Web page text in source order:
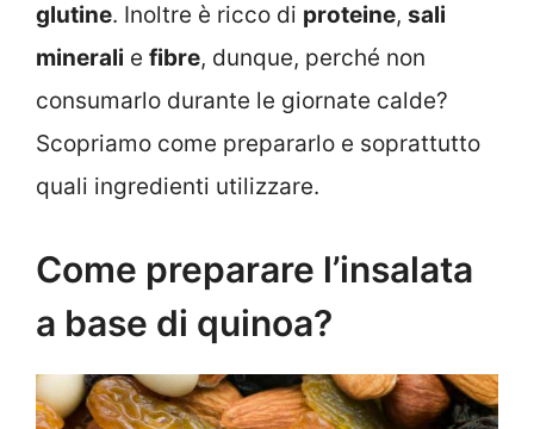
glutine. Inoltre è ricco di proteine, sali
minerali e fibre, dunque, perché non
consumarlo durante le giornate calde?
Scopriamo come prepararlo e soprattutto
quali ingredienti utilizzare.
Come preparare l’insalata
a base di quinoa?